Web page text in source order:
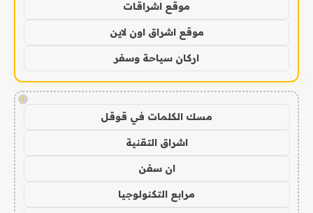
موقع اشراقات
موقع اشراق اون لاين
اركان سياحة وسفر
!
مسك الكلمات في قوقل
اشراق التقنية
ان سفن
مرابع التكنولوجيا